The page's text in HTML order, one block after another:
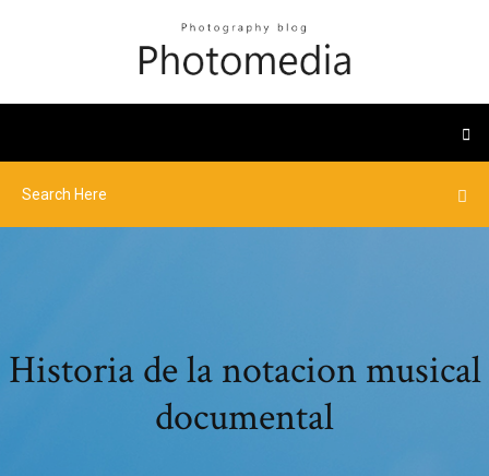
Historia de la notacion musical
documental